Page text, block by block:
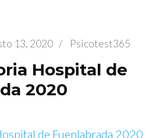
13, 2020 / Psicotest365
Hospital de
2020